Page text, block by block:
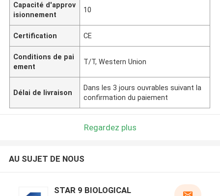
Capacité d'approv
isionnement
10
Certification CE
Conditions de pai
ement
T/T, Western Union
Délai de livraison
Dans les 3 jours ouvrables suivant la
confirmation du paiement
Regardez plus
AU SUJET DE NOUS
STAR 9 BIOLOGICAL